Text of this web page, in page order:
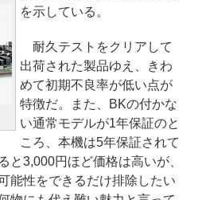
を示している。
耐久テストをクリアして
出荷された製品ゆえ、きわ
めて初期不良率が低い点が
特徴だ。また、BKの付かな
い通常モデルが1年保証のと
ころ、本機は5年保証されて
と3,000円ほど価格は高いが、
能性をできるだけ排除したい